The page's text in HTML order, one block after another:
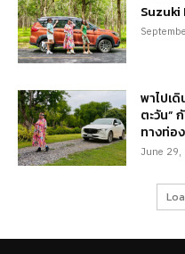
Suzuki
พาไปเ
ตะวัน”
ทางท่อ
June 29,